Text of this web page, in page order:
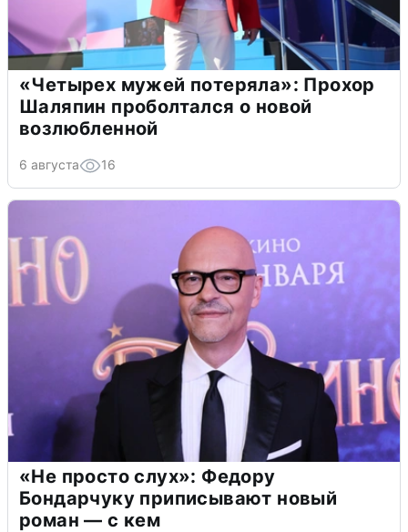
«Четырех мужей потеряла»: Прохор
Шаляпин проболтался о новой
возлюбленной
6 августа 16
«Не просто слух»: Федору
Бондарчуку приписывают новый
роман — с кем